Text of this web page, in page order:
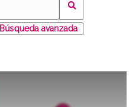
Búsqueda avanzada